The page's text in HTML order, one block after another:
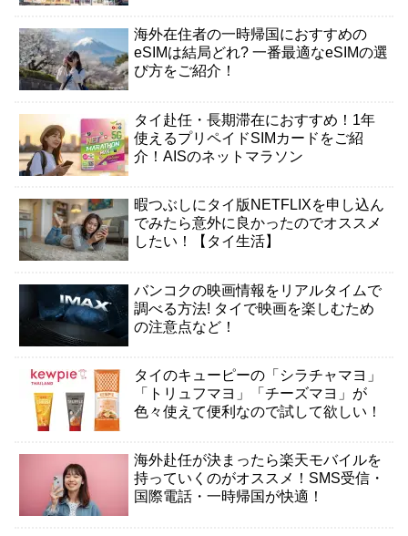
海外在住者の一時帰国におすすめの
eSIMは結局どれ? 一番最適なeSIMの選
び方をご紹介！
タイ赴任・長期滞在におすすめ！1年
使えるプリペイドSIMカードをご紹
介！AISのネットマラソン
暇つぶしにタイ版NETFLIXを申し込ん
でみたら意外に良かったのでオススメ
したい！【タイ生活】
バンコクの映画情報をリアルタイムで
調べる方法! タイで映画を楽しむため
の注意点など！
タイのキューピーの「シラチャマヨ」
「トリュフマヨ」「チーズマヨ」が
色々使えて便利なので試して欲しい！
海外赴任が決まったら楽天モバイルを
持っていくのがオススメ！SMS受信・
国際電話・一時帰国が快適！